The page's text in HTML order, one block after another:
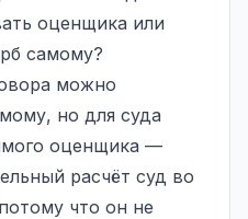
оценщика или
самому?
можно
но для суда
оценщика —
расчёт суд во
что он не